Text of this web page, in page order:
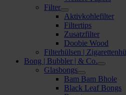
Filter
Aktivkohlefilter
Filtertips
Zusatzfilter
Doobie Wood
Filterhülsen |
Bong | Bubbler | & Co.
Glasbongs
Bam Bam Bhole
Black Leaf Bongs